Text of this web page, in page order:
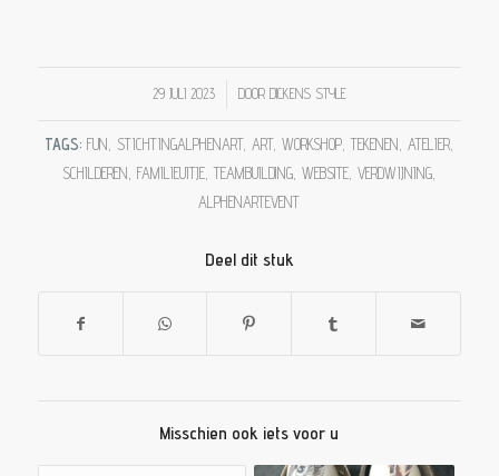
29 JULI 2023
/ DOOR DICKENS STYLE
TAGS: FUN STICHTINGALPHENART, ART, WORKSHOP,TEKENEN ATELIER,
SCHILDEREN FAMILIEUITJE,TEAMBUILDING, WEBSITE, VERDWIJNING,
ALPHENARTEVENT
Deel dit stuk
Misschien ook iets voor u